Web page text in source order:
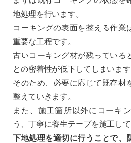
地処理を行います。
コーキングの表面を整える作業
重要な工程です。
古いコーキング材が残っている
との密着性が低下してしまいます
そのため、必要に応じて既存材
整えていきます。
また、施工箇所以外にコーキ
う、丁寧に養生テープを施工して
下地処理を適切に行うことで、